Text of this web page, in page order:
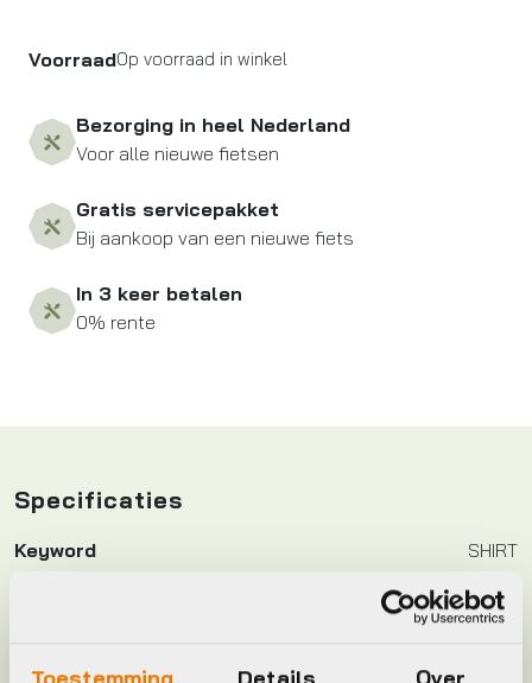
VoorraadOp voorraad in winkel
Bezorging in heel Nederland
Voor alle nieuwe fietsen
Gratis servicepakket
Bij aankoop van een nieuwe fiets
In 3 keer betalen
0% rente
Specificaties
Keyword SHIRT
Op voorraad bij leverancier